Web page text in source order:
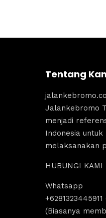
Tentang
Jalankebromo
menjadi
Indonesia
melaksanakan
HUBUNGI KAMI
Whatsapp
(Biasanya
Nadirotus Sholeha
4 years ago